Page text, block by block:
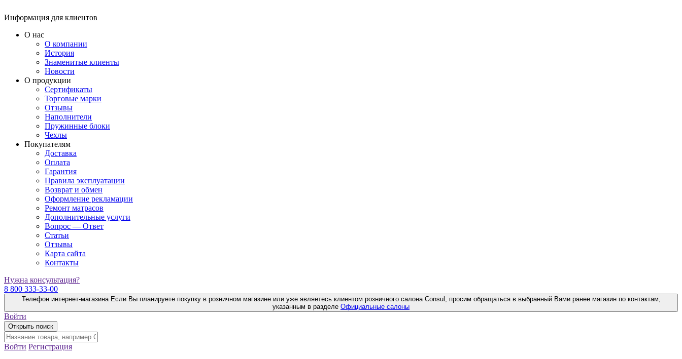
Информация для клиентов
О нас
О компании
История
Знаменитые клиенты
Новости
О продукции
Сертификаты
Торговые марки
Отзывы
Наполнители
Пружинные блоки
Чехлы
Покупателям
Доставка
Оплата
Гарантия
Правила эксплуатации
Возврат и обмен
Оформление рекламации
Ремонт матрасов
Дополнительные услуги
Вопрос — Ответ
Статьи
Отзывы
Карта сайта
Контакты
Нужна консультация?
8 800 333-33-00
Телефон интернет-магазина Если Вы планируете покупку в розничном магазине или уже являетесь клиентом розничного салона Consul, просим обращаться в выбранный Вами ранее магазин по контактам,
указанным в разделе Официальные салоны
Войти
Открыть поиск
Войти Регистрация